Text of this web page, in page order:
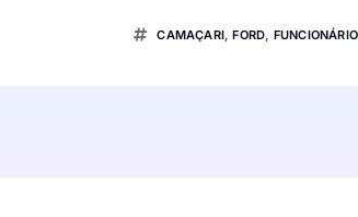
CAMAÇARI,FORD,